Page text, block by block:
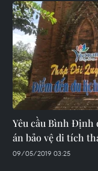
Yêu cầu Bình Định
án bảo vệ di tích
09/05/2019 03:25